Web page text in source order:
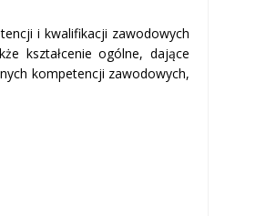
i kwalifikacji zawodowych
kształcenie ogólne, dające
kompetencji zawodowych,